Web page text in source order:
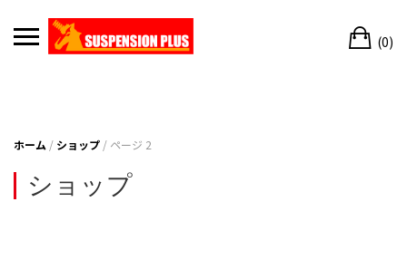
content
(0)
ホーム / ショップ / ページ 2
ショップ